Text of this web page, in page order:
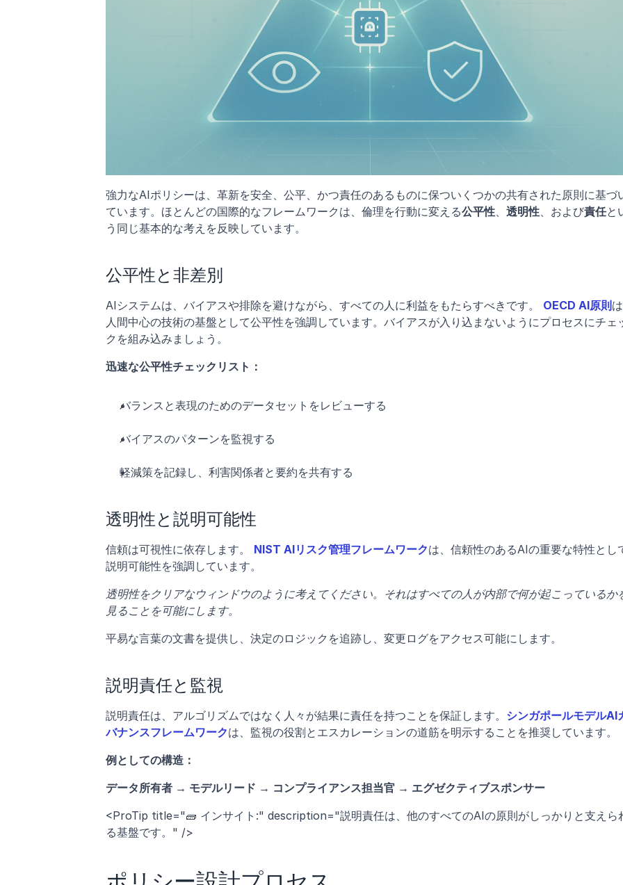
強力なAIポリシーは、革新を安全、公平、かつ責任のあるものに保ついくつかの共有された原則に基づ
ています。ほとんどの国際的なフレームワークは、倫理を行動に変える公平性、 透明性、および責任と
う同じ基本的な考えを反映しています。
公平性と非差別
AIシステムは、バイアスや排除を避けながら、すべての人に利益をもたらすべきです。 OECD AI原則
人間中心の技術の基盤として公平性を強調しています。バイアスが入り込まないようにプロセスにチェ
クを組み込みましょう。
迅速な公平性チェックリスト：
バランスと表現のためのデータセットをレビューする
バイアスのパターンを監視する
軽減策を記録し、利害関係者と要約を共有する
透明性と説明可能性
信頼は可視性に依存します。 NIST AIリスク管理フレームワークは、信頼性のあるAIの重要な特性とし
説明可能性を強調しています。
透明性をクリアなウィンドウのように考えてください。それはすべての人が内部で何が起こっているか
見ることを可能にします。
平易な言葉の文書を提供し、決定のロジックを追跡し、変更ログをアクセス可能にします。
説明責任と監視
説明責任は、アルゴリズムではなく人々が結果に責任を持つことを保証します。 シンガポールモデルAI
バナンスフレームワークは、監視の役割とエスカレーションの道筋を明示することを推奨しています。
例としての構造：
データ所有者 → モデルリード → コンプライアンス担当官 → エグゼクティブスポンサー
<ProTip title="🧱 インサイト:" description="説明責任は、他のすべてのAIの原則がしっかりと支えら
る基盤です。" />